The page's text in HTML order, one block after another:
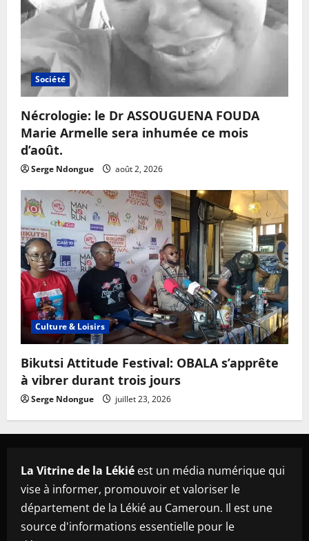
Société
Nécrologie: le Dr ASSOUGUENA FOUDA
Marie Armelle sera inhumée ce mois
d’août.
Serge Ndongue août 2, 2026
Culture & Loisirs
Bikutsi Attitude Festival: OBALA s’apprête
à vibrer durant trois jours
Serge Ndongue juillet 23, 2026
La Vitrine de la Lékié est un média numérique qui
vise à informer, promouvoir et valoriser le
département de la Lékié au Cameroun. Il est une
source d'informations essentielle pour le